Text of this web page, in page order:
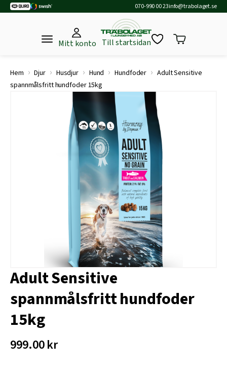
070-990 00 23info@trabolaget.se
Mitt konto Till startsidan
Hem › Djur › Husdjur › Hund › Hundfoder › Adult Sensitive
spannmålsfritt hundfoder 15kg
Adult Sensitive
spannmålsfritt hundfoder
15kg
999.00kr